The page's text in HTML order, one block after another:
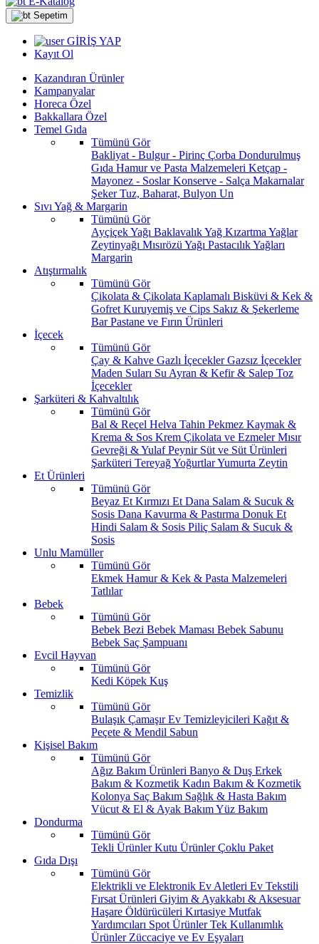
Sepetim
GİRİŞ YAP
Kayıt Ol
Kazandıran Ürünler
Kampanyalar
Horeca Özel
Bakkallara Özel
Temel Gıda
Tümünü Gör
Bakliyat - Bulgur - Pirinç Çorba Dondurulmuş
Gıda Hamur ve Pasta Malzemeleri Ketçap -
Mayonez - SoslarKonserve - Salça Makarnalar
ŞekerTuz, Baharat, Bulyon Un
Sıvı Yağ & Margarin
Tümünü Gör
Ayçiçek Yağı Baklavalık Yağ Kızartma Yağlar
Zeytinyağı Mısırözü Yağı Pastacılık Yağları
Margarin
Atıştırmalık
Tümünü Gör
Çikolata & Çikolata Kaplamalı Bisküvi & Kek &
Gofret Kuruyemiş ve Cips Sakız & Şekerleme
BarPastane ve Fırın Ürünleri
İçecek
Tümünü Gör
Çay & Kahve Gazlı İçeceklerGazsız İçecekler
Maden Suları Su Ayran & Kefir & Salep Toz
İçecekler
Şarküteri & Kahvaltılık
Tümünü Gör
Bal & Reçel Helva Tahin Pekmez Kaymak &
Krema & Sos Krem Çikolata ve EzmelerMısır
Gevreği & YulafPeynir Süt ve Süt Ürünleri
Şarküteri TereyağYoğurtlarYumurta Zeytin
Et Ürünleri
Tümünü Gör
Beyaz Et Kırmızı Et Dana Salam & Sucuk &
Sosis Dana Kavurma & Pastırma Donuk Et
Hindi Salam & Sosis Piliç Salam & Sucuk &
Sosis
Unlu Mamüller
Tümünü Gör
Ekmek Hamur & Kek & Pasta Malzemeleri
Tatlılar
Bebek
Tümünü Gör
Bebek Bezi Bebek Maması Bebek Sabunu
Bebek Saç Şampuanı
Evcil Hayvan
Tümünü Gör
Kedi Köpek Kuş
Temizlik
Tümünü Gör
Bulaşık ÇamaşırEv Temizleyicileri Kağıt &
Peçete & Mendil Sabun
Kişisel Bakım
Tümünü Gör
Ağız Bakım Ürünleri Banyo & Duş Erkek
Bakım & Kozmetik Kadın Bakım & Kozmetik
Kolonya Saç Bakım Sağlık & Hasta Bakım
Vücut & El & Ayak BakımYüz Bakım
Dondurma
Tümünü Gör
Tekli ÜrünlerKutu ÜrünlerÇoklu Paket
Gıda Dışı
Tümünü Gör
Elektrikli ve Elektronik Ev Aletleri Ev Tekstili
Fırsat Ürünleri Giyim & Ayakkabı & Aksesuar
Haşare Öldürücüleri Kırtasiye Mutfak
Yardımcıları Spot ÜrünlerTek Kullanımlık
Ürünler Züccaciye ve Ev Eşyaları